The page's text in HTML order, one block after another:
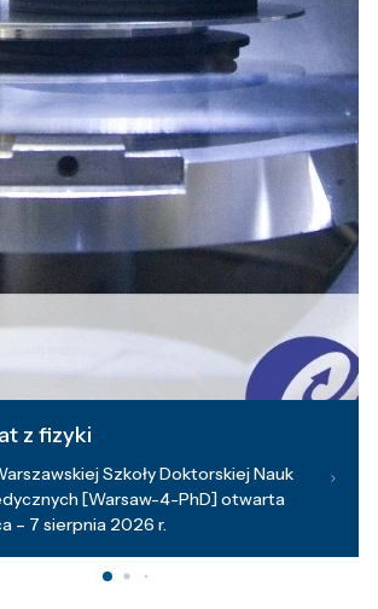
z fizyki
Szkoły Doktorskiej Nauk
[Warsaw-4-PhD] otwarta
– 7 sierpnia 2026 r.